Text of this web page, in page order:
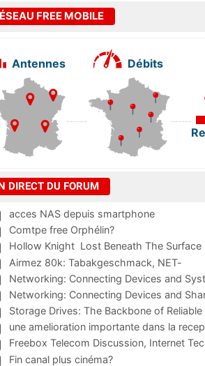
FREE MOBILE
Antennes Débits
DIRECT DU FORUM
acces NAS depuis smartphone
Comtpe free Orphélin?
Hollow Knight  Lost Beneath The Surface
Airmez 80k: Tabakgeschmack, NET-
Technologie und Leistung im
Networking: Connecting Devices and
Networking: Connecting Devices and
Information
Storage Drives: The Backbone of Reliable
Management
une amelioration importante dans la
WIFI
Freebox Telecom Discussion, Internet
Communi
Fin canal plus cinéma?